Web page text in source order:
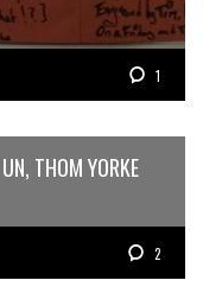
1
THOM YORKE
2